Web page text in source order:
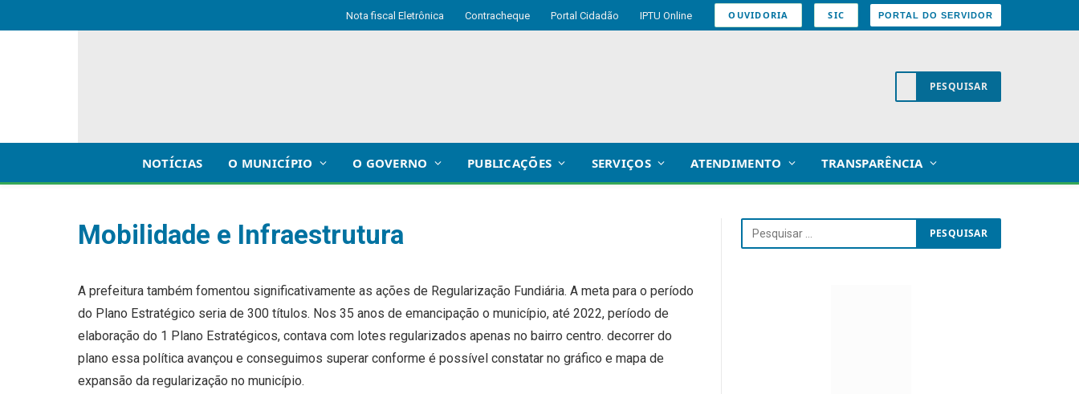
Nota fiscal Eletrônica Contracheque Portal Cidadão IPTU Online OUVIDORIA SIC PORTAL DO SERVIDOR
NOTÍCIAS O MUNICÍPIO O GOVERNO PUBLICAÇÕES SERVIÇOS ATENDIMENTO TRANSPARÊNCIA
Mobilidade e Infraestrutura
A prefeitura também fomentou significativamente as ações de Regularização Fundiária. A meta para o período
do Plano Estratégico seria de 300 títulos. Nos 35 anos de emancipação o município, até 2022, período de
elaboração do 1 Plano Estratégicos, contava com lotes regularizados apenas no bairro centro. decorrer do
plano essa política avançou e conseguimos superar conforme é possível constatar no gráfico e mapa de
expansão da regularização no município.